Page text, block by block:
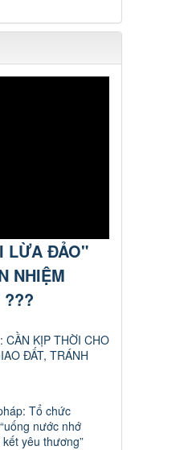
LỪA ĐẢO"
NHIỆM
???
CẦN KỊP THỜI CHO
ĐẤT, TRÁNH
Tổ chức
nước nhớ
yêu thương”